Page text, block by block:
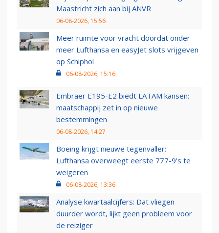
Maastricht zich aan bij ANVR
06-08-2026, 15:56
Meer ruimte voor vracht doordat onder
meer Lufthansa en easyJet slots vrijgeven
op Schiphol
06-08-2026, 15:16
Embraer E195-E2 biedt LATAM kansen:
maatschappij zet in op nieuwe
bestemmingen
06-08-2026, 14:27
Boeing krijgt nieuwe tegenvaller:
Lufthansa overweegt eerste 777-9’s te
weigeren
06-08-2026, 13:36
Analyse kwartaalcijfers: Dat vliegen
duurder wordt, lijkt geen probleem voor
de reiziger